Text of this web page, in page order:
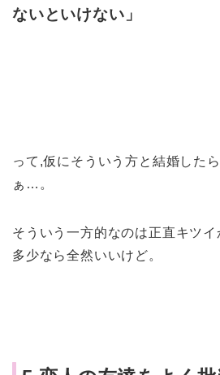
ないといけない」
って,仮にそういう方と結婚した
ぁ…。
そういう一方的なのは正直キツイ
多少なら全然いいけど。